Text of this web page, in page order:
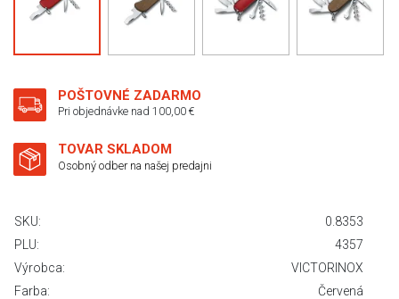
POŠTOVNÉ ZADARMO
Pri objednávke nad 100,00 €
TOVAR SKLADOM
Osobný odber na našej predajni
SKU:
0.8353
PLU:
4357
Výrobca:
VICTORINOX
Farba:
Červená